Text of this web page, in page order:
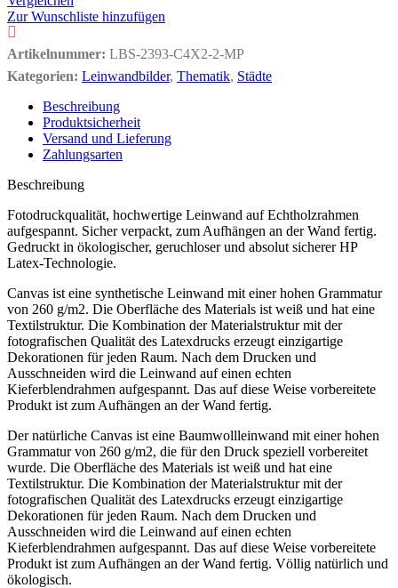
Zur Wunschliste hinzufügen
Artikelnummer: LBS-2393-C4X2-2-MP
Kategorien: Leinwandbilder, Thematik, Städte
Beschreibung
Produktsicherheit
Versand und Lieferung
Zahlungsarten
Beschreibung
Fotodruckqualität, hochwertige Leinwand auf Echtholzrahmen
aufgespannt. Sicher verpackt, zum Aufhängen an der Wand fertig.
Gedruckt in ökologischer, geruchloser und absolut sicherer HP
Latex-Technologie.
Canvas ist eine synthetische Leinwand mit einer hohen Grammatur
von 260 g/m2. Die Oberfläche des Materials ist weiß und hat eine
Textilstruktur. Die Kombination der Materialstruktur mit der
fotografischen Qualität des Latexdrucks erzeugt einzigartige
Dekorationen für jeden Raum. Nach dem Drucken und
Ausschneiden wird die Leinwand auf einen echten
Kieferblendrahmen aufgespannt. Das auf diese Weise vorbereitete
Produkt ist zum Aufhängen an der Wand fertig.
Der natürliche Canvas ist eine Baumwollleinwand mit einer hohen
Grammatur von 260 g/m2, die für den Druck speziell vorbereitet
wurde. Die Oberfläche des Materials ist weiß und hat eine
Textilstruktur. Die Kombination der Materialstruktur mit der
fotografischen Qualität des Latexdrucks erzeugt einzigartige
Dekorationen für jeden Raum. Nach dem Drucken und
Ausschneiden wird die Leinwand auf einen echten
Kieferblendrahmen aufgespannt. Das auf diese Weise vorbereitete
Produkt ist zum Aufhängen an der Wand fertig. Völlig natürlich und
ökologisch.